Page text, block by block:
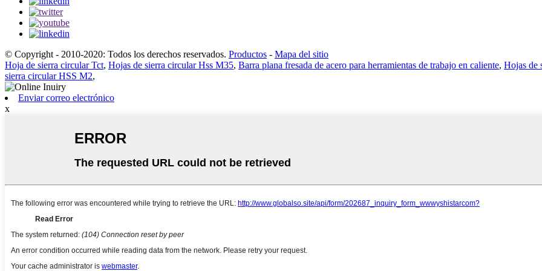
© Copyright - 2010-2020: Todos los derechos reservados. Productos - Mapa del sitio
Hoja de sierra circular Tct, Hojas de sierra circular Hss M35, Barra plana fresada de acero para herramientas de trabajo en caliente, Hojas de
sierra circular HSS M2,
Enviar correo electrónico
x